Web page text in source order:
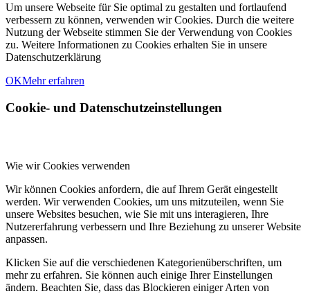
Um unsere Webseite für Sie optimal zu gestalten und fortlaufend
verbessern zu können, verwenden wir Cookies. Durch die weitere
Nutzung der Webseite stimmen Sie der Verwendung von Cookies
zu. Weitere Informationen zu Cookies erhalten Sie in unsere
Datenschutzerklärung
OKMehr erfahren
Cookie- und Datenschutzeinstellungen
Wie wir Cookies verwenden
Wir können Cookies anfordern, die auf Ihrem Gerät eingestellt
werden. Wir verwenden Cookies, um uns mitzuteilen, wenn Sie
unsere Websites besuchen, wie Sie mit uns interagieren, Ihre
Nutzererfahrung verbessern und Ihre Beziehung zu unserer Website
anpassen.
Klicken Sie auf die verschiedenen Kategorienüberschriften, um
mehr zu erfahren. Sie können auch einige Ihrer Einstellungen
ändern. Beachten Sie, dass das Blockieren einiger Arten von